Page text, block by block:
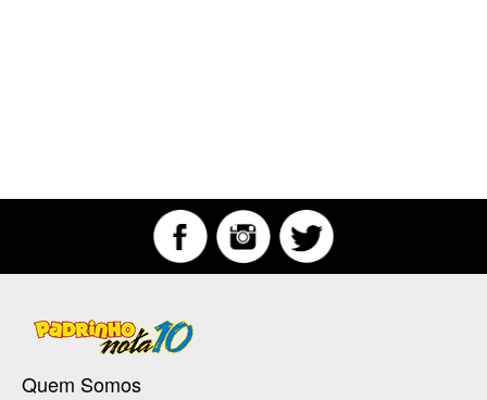
Quem Somos